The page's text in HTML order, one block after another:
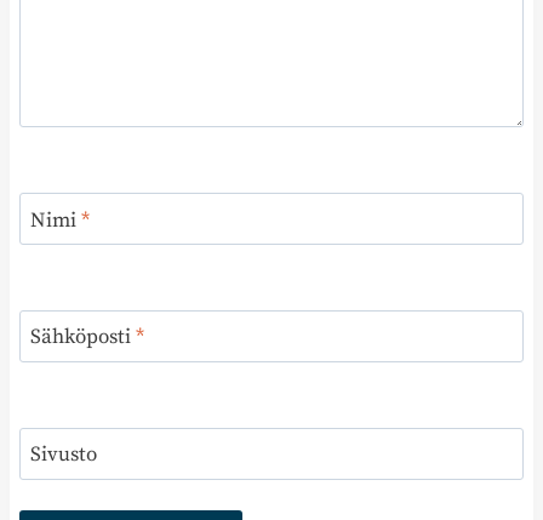
Nimi*
Sähköposti*
Sivusto